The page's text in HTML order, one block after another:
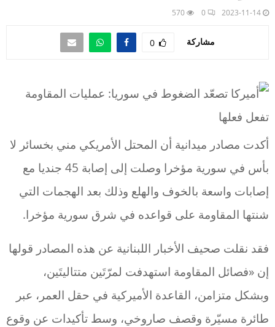
2023-11-14
0
570
مشاركة 0
أكدت مصادر ميدانية أن المحتل الأمريكي مني بخسائر لا
بأس في سورية مؤخرا وصلت إلى إصابة 45 جنديا مع
إصابات واسعة بالخوف والهلع وذلك بعد الهجمات التي
شنتها المقاومة على قواعده في شرق سورية مؤخرا.
فقد نقلت صحيف الأخبار اللبنانية عن هذه المصادر قولها
إن «فصائل المقاومة استهدفت لمرّتَين متتاليتَين،
وبشكل متزامن، القاعدة الأميركية في حقل العمر، عبر
طائرة مسيّرة وقصف صاروخي، وسط تأكيدات عن وقوع